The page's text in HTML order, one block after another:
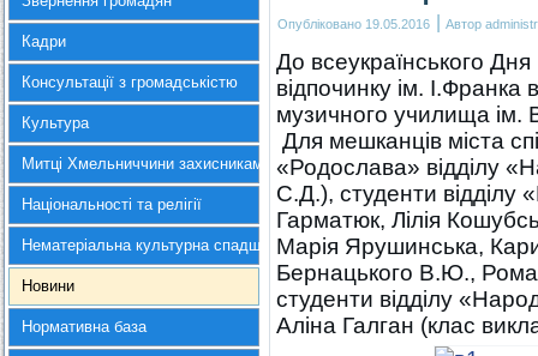
Кадри
Консультації з громадськістю
Культура
Митці Хмельниччини захисникам України
Національності та релігії
Нематеріальна культурна спадщина
Новини
Нормативна база
Опубліковано 19.05.2016 | Автор
До всеукраїнського
відпочинку ім.
музичного училища ім.
Для мешканців міста
«Родослава» відділу
С.Д.), студенти відділу
Гарматюк, Лілія
Марія Ярушинська,
Бернацького В.Ю.,
студенти відділу
Аліна Галган (клас